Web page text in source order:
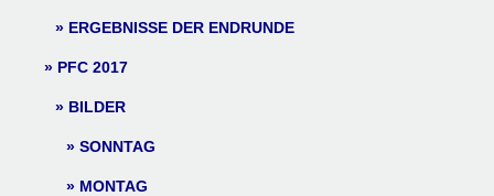
ERGEBNISSE DER ENDRUNDE
PFC 2017
BILDER
SONNTAG
MONTAG